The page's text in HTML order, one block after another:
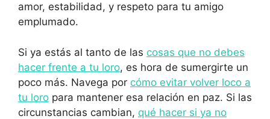
amor, estabilidad, y respeto para tu amigo
emplumado.
Si ya estás al tanto de las cosas que no debes
hacer frente a tu loro, es hora de sumergirte un
poco más. Navega por cómo evitar volver loco a
tu loro para mantener esa relación en paz. Si las
circunstancias cambian, qué hacer si ya no